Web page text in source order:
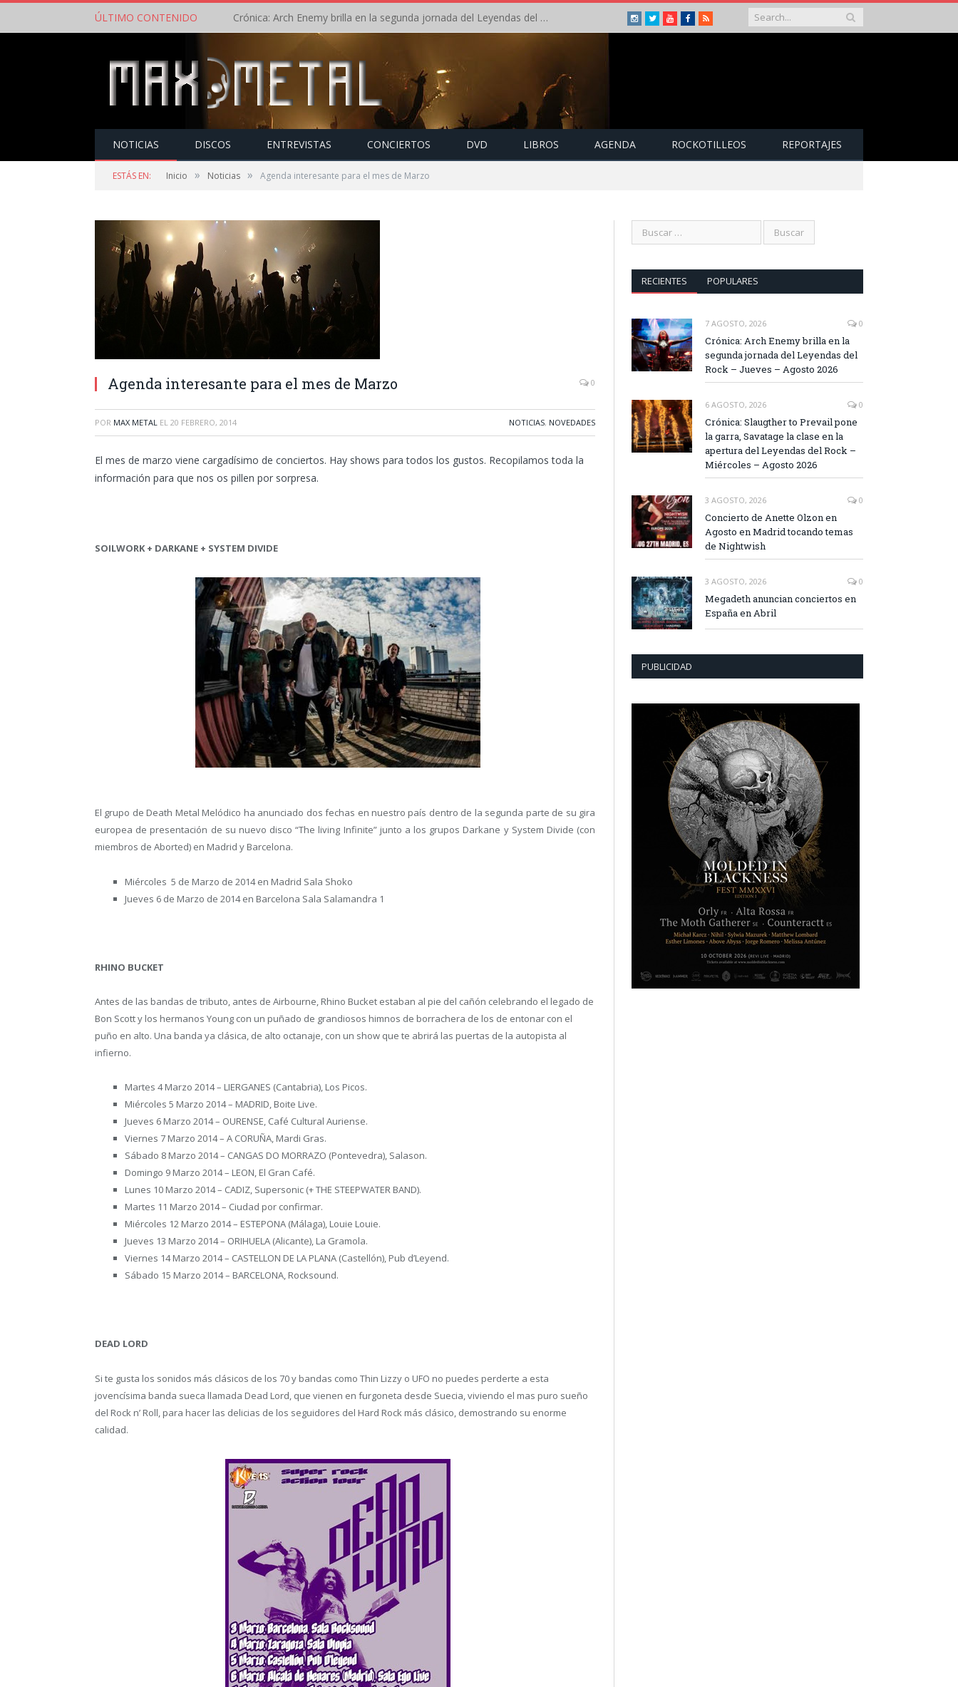
ÚLTIMO CONTENIDO Crónica: Arch Enemy brilla en la segunda jornada del Leyendas del Rock – Jueves – Agosto 2026 Instagram
TwitterYoutubeFacebook
RSS
NOTICIAS DISCOS ENTREVISTAS CONCIERTOS DVD LIBROS AGENDA ROCKOTILLEOS REPORTAJES
ESTÁS EN: Inicio » Noticias » Agenda interesante para el mes de Marzo
Agenda interesante para el mes de Marzo 0
POR MAX METAL EL 20 FEBRERO, 2014 NOTICIAS, NOVEDADES
El mes de marzo viene cargadísimo de conciertos. Hay shows para todos los gustos. Recopilamos toda la
información para que nos os pillen por sorpresa.
SOILWORK + DARKANE + SYSTEM DIVIDE
El grupo de Death Metal Melódico ha anunciado dos fechas en nuestro país dentro de la segunda parte de su gira
europea de presentación de su nuevo disco “The living Infinite” junto a los grupos Darkane y System Divide (con
miembros de Aborted) en Madrid y Barcelona.
Miércoles 5 de Marzo de 2014 en Madrid Sala Shoko
Jueves 6 de Marzo de 2014 en Barcelona Sala Salamandra 1
RHINO BUCKET
Antes de las bandas de tributo, antes de Airbourne, Rhino Bucket estaban al pie del cañón celebrando el legado de
Bon Scott y los hermanos Young con un puñado de grandiosos himnos de borrachera de los de entonar con el
puño en alto. Una banda ya clásica, de alto octanaje, con un show que te abrirá las puertas de la autopista al
infierno.
Martes 4 Marzo 2014 – LIERGANES (Cantabria), Los Picos.
Miércoles 5 Marzo 2014 – MADRID, Boite Live.
Jueves 6 Marzo 2014 – OURENSE, Café Cultural Auriense.
Viernes 7 Marzo 2014 – A CORUÑA, Mardi Gras.
Sábado 8 Marzo 2014 – CANGAS DO MORRAZO (Pontevedra), Salason.
Domingo 9 Marzo 2014 – LEON, El Gran Café.
Lunes 10 Marzo 2014 – CADIZ, Supersonic (+ THE STEEPWATER BAND).
Martes 11 Marzo 2014 – Ciudad por confirmar.
Miércoles 12 Marzo 2014 – ESTEPONA (Málaga), Louie Louie.
Jueves 13 Marzo 2014 – ORIHUELA (Alicante), La Gramola.
Viernes 14 Marzo 2014 – CASTELLON DE LA PLANA (Castellón), Pub d’Leyend.
Sábado 15 Marzo 2014 – BARCELONA, Rocksound.
DEAD LORD
Si te gusta los sonidos más clásicos de los 70 y bandas como Thin Lizzy o UFO no puedes perderte a esta
jovencísima banda sueca llamada Dead Lord, que vienen en furgoneta desde Suecia, viviendo el mas puro sueño
del Rock n’ Roll, para hacer las delicias de los seguidores del Hard Rock más clásico, demostrando su enorme
calidad.
RECIENTES POPULARES
7 AGOSTO, 2026 0
Crónica: Arch Enemy brilla en la
segunda jornada del Leyendas del
Rock – Jueves – Agosto 2026
6 AGOSTO, 2026 0
Crónica: Slaugther to Prevail pone
la garra, Savatage la clase en la
apertura del Leyendas del Rock –
Miércoles – Agosto 2026
3 AGOSTO, 2026 0
Concierto de Anette Olzon en
Agosto en Madrid tocando temas
de Nightwish
3 AGOSTO, 2026 0
Megadeth anuncian conciertos en
España en Abril
PUBLICIDAD